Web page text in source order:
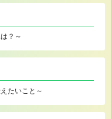
？～
たいこと～